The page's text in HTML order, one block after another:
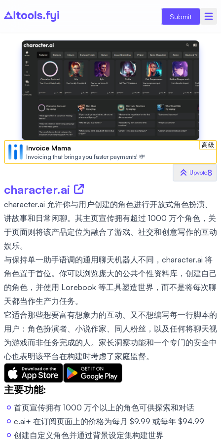
Submit
高级
Invoice Mama
Invoicing that brings you faster payments! 💸
Upvote8
character.ai
character.ai 允许你与用户创建的角色进行开放式角色扮演、
讲故事和日常闲聊。其主页宣传拥有超过 1000 万个角色，关
于页面则将该产品定位为融合了游戏、社交和创意写作的互动
娱乐。
与保持单一助手语调的通用聊天机器人不同，character.ai 将
角色置于首位。你可以浏览庞大的公共个性资料库，创建自己
的角色，并使用 Lorebook 等工具塑造世界，而不是将每次聊
天都当作生产力任务。
它适合那些想要富有想象力的互动、又不想编写每一行脚本的
用户：角色扮演者、小说作家、同人粉丝，以及任何将聊天视
为游戏而非任务完成的人。家长洞察功能和一个专门的安全中
心也表明该平台在构建时考虑了家庭监督。
主要功能:
首页宣传拥有 1000 万个以上的角色可供探索和对话
c.ai+ 在订阅页面上的价格为每月 $9.99 或每年 $94.99
创建自定义角色并通过背景设定集构建世界